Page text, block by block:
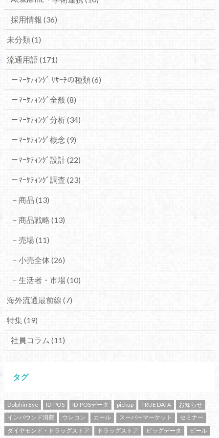
採用情報 (36)
未分類(1)
流通用語(171)
－ﾏｰｹﾃｨﾝｸﾞ ﾘｻｰﾁの種類(6)
－ﾏｰｹﾃｨﾝｸﾞ全般(8)
－ﾏｰｹﾃｨﾝｸﾞ分析(34)
－ﾏｰｹﾃｨﾝｸﾞ概念 (9)
－ﾏｰｹﾃｨﾝｸﾞ設計(22)
－ﾏｰｹﾃｨﾝｸﾞ調査 (23)
－商品 (13)
－商品戦略 (13)
－売場(11)
－小売全体(26)
－生活者・市場(10)
海外流通最前線 (7)
特集(19)
社員コラム (11)
タグ
Dolphin Eye ID-POS ID-POSデータ pickup TRUE DATA
お知らせ
インバウンド消費
ウレコン カール スーパーマーケット
セミナー
ダイヤモンド・ドラッグストア
ドラッグストア ビッグデータ ビール